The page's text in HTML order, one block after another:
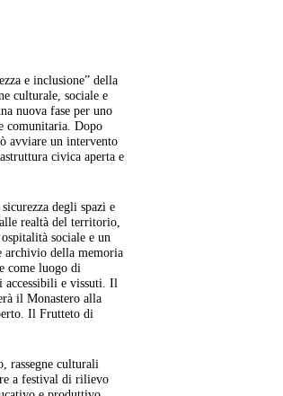
e inclusione” della
culturale, sociale e
nuova fase per uno
comunitaria. Dopo
avviare un intervento
civica aperta e
degli spazi e
realtà del territorio,
sociale e un
archivio della memoria
come luogo di
accessibili e vissuti. Il
il Monastero alla
Il Frutteto di
rassegne culturali
a festival di rilievo